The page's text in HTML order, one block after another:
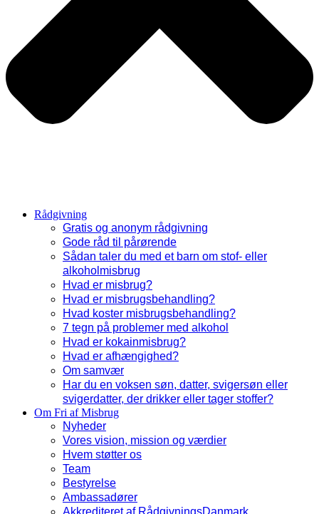
Rådgivning
Gratis og anonym rådgivning
Gode råd til pårørende
Sådan taler du med et barn om stof- eller
alkoholmisbrug
Hvad er misbrug?
Hvad er misbrugsbehandling?
Hvad koster misbrugsbehandling?
7 tegn på problemer med alkohol
Hvad er kokainmisbrug?
Hvad er afhængighed?
Om samvær
Har du en voksen søn, datter, svigersøn eller
svigerdatter, der drikker eller tager stoffer?
Om Fri af Misbrug
Nyheder
Vores vision, mission og værdier
Hvem støtter os
Team
Bestyrelse
Ambassadører
Akkrediteret af RådgivningsDanmark